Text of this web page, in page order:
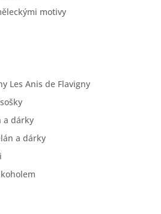
motivy
Les Anis de Flavigny
a dárky
a dárky